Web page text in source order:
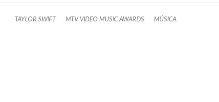
TAYLOR SWIFT MTV VIDEO MUSIC AWARDS MÚSICA